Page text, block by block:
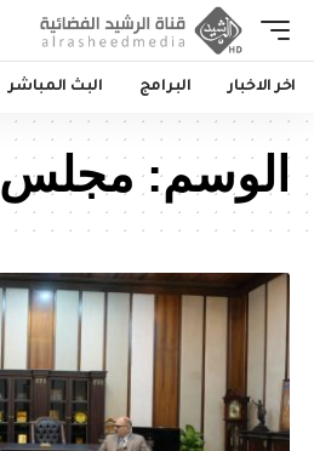
اخر الاخبار البرامج البث المباشر
الوسم:مجلس